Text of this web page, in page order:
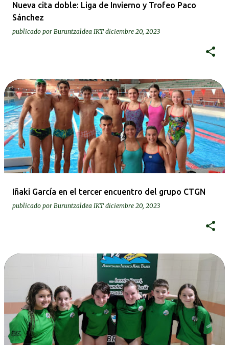
Nueva cita doble: Liga de Invierno y Trofeo Paco
Sánchez
publicado por Buruntzaldea IKT diciembre 20, 2023
Iñaki García en el tercer encuentro del grupo CTGN
publicado por Buruntzaldea IKT diciembre 20, 2023